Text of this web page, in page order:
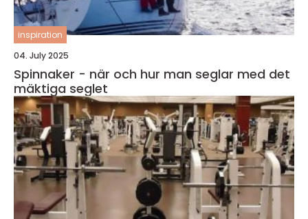
inspiration
04. July 2025
Spinnaker - när och hur man seglar med det
mäktiga seglet